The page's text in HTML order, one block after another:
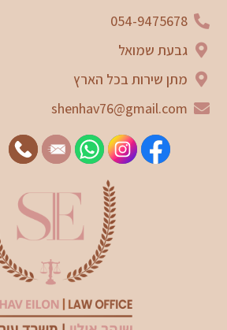
054-9475678
גבעת שמואל
מתן שירות בכל הארץ
shenhav76@gmail.com